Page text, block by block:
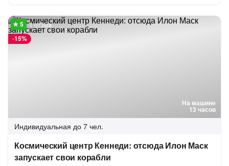
На машине
13 часов
-15%
1 отзыв
Индивидуальная до 7 чел.
Космический центр Кеннеди: отсюда Илон Маск
запускает свои корабли